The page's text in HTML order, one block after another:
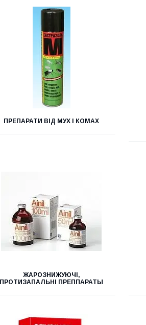
ПРЕПАРАТИ ВІД МУХ І КОМАХ
ЖАРОЗНИЖУЮЧІ,
ПРОТИЗАПАЛЬНІ ПРЕППАРАТЫ